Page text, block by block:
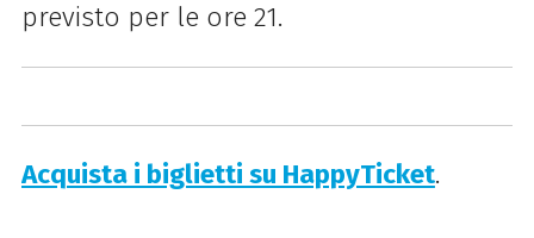
previsto per le ore 21.
Acquista i biglietti su HappyTicket.